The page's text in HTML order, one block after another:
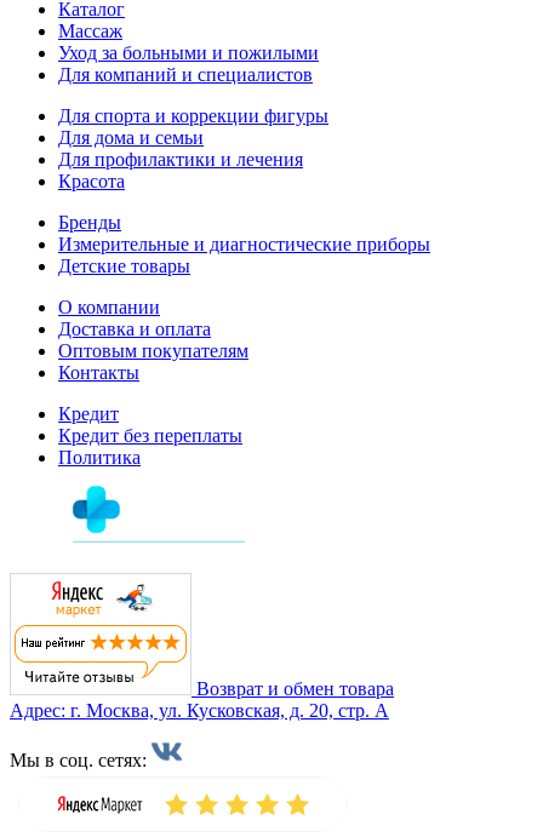
Каталог
Массаж
Уход за больными и пожилыми
Для компаний и специалистов
Для спорта и коррекции фигуры
Для дома и семьи
Для профилактики и лечения
Красота
Бренды
Измерительные и диагностические приборы
Детские товары
О компании
Доставка и оплата
Оптовым покупателям
Контакты
Кредит
Кредит без переплаты
Политика
Возврат и обмен товара
Адрес: г. Москва, ул. Кусковская, д. 20, стр. А
Мы в соц. сетях: